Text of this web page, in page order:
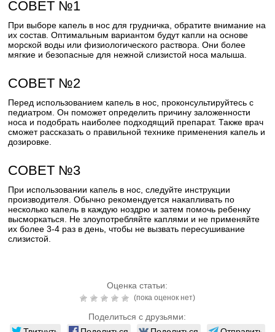
СОВЕТ №1
При выборе капель в нос для грудничка, обратите внимание на
их состав. Оптимальным вариантом будут капли на основе
морской воды или физиологического раствора. Они более
мягкие и безопасные для нежной слизистой носа малыша.
СОВЕТ №2
Перед использованием капель в нос, проконсультируйтесь с
педиатром. Он поможет определить причину заложенности
носа и подобрать наиболее подходящий препарат. Также врач
сможет рассказать о правильной технике применения капель и
дозировке.
СОВЕТ №3
При использовании капель в нос, следуйте инструкции
производителя. Обычно рекомендуется накапливать по
несколько капель в каждую ноздрю и затем помочь ребенку
высморкаться. Не злоупотребляйте каплями и не применяйте
их более 3-4 раз в день, чтобы не вызвать пересушивание
слизистой.
Оценка статьи:
(пока оценок нет)
Поделиться с друзьями: